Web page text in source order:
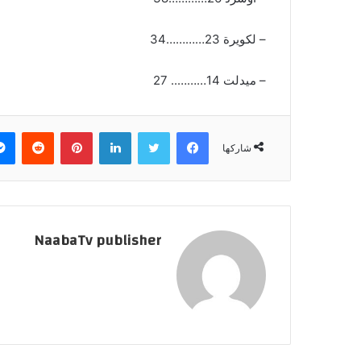
– لكويرة 23…………34
– ميدلت 14……….. 27
شاركها
فيسبوك لينكدإن بينتيريست
NaabaTv publisher